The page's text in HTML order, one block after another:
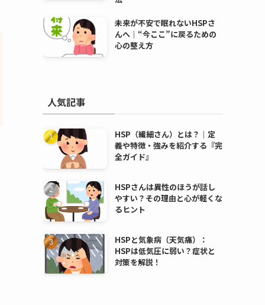
未来が不安で眠れないHSPさ
んへ｜“今ここ”に戻るための
心の整え方
人気記事
HSP（繊細さん）とは？｜定
義や特徴・強みを紹介する『完
全ガイド』
HSPさんは異性のほうが話し
やすい？その理由と心が軽くな
るヒント
HSPと気象病（天気痛）：
HSPは低気圧に弱い？症状と
対策を解説！